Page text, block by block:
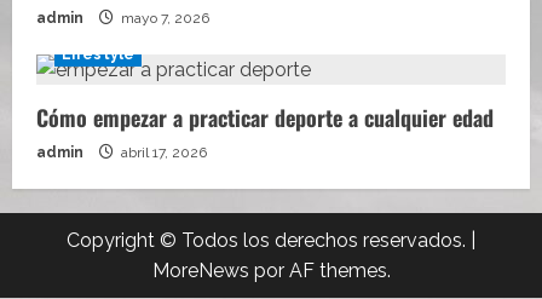
admin mayo 7, 2026
Lifestyle
Cómo empezar a practicar deporte a cualquier edad
admin abril 17, 2026
Copyright © Todos los derechos reservados.
MoreNews por AF themes.